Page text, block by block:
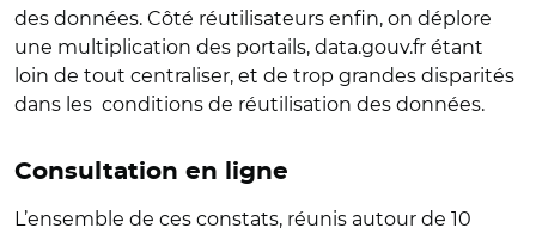
des données. Côté réutilisateurs enfin, on déplore
une multiplication des portails, data.gouv.fr étant
loin de tout centraliser, et de trop grandes disparités
dans les conditions de réutilisation des données.
Consultation en ligne
L’ensemble de ces constats, réunis autour de 10